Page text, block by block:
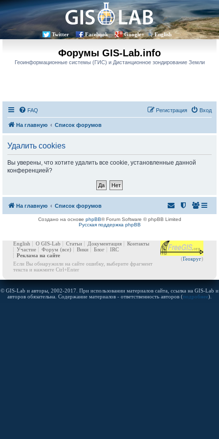
Twitter Facebook Google+ English
Форумы GIS-Lab.info
Геоинформационные системы (ГИС) и Дистанционное зондирование Земли
FAQ Вход
Регистрация
На главную Список форумов
Удалить cookies
Вы уверены, что хотите удалить все cookie, установленные данной
конференцией?
На главную Список форумов
Создано на основе phpBB® Forum Software © phpBB Limited
Русская поддержка phpBB
(Геокруг)
English О GIS-Lab Статьи Документация
Контакты
Участие
Форум (все) Вики Блог
IRC
Реклама на сайте
Если Вы обнаружили на сайте ошибку, выберите фрагмент
текста и нажмите Ctrl+Enter
© GIS-Lab и авторы, 2002-2017. При использовании материалов сайта, ссылка на GIS-Lab и
авторов обязательна. Содержание материалов - ответственность авторов (подробнее).